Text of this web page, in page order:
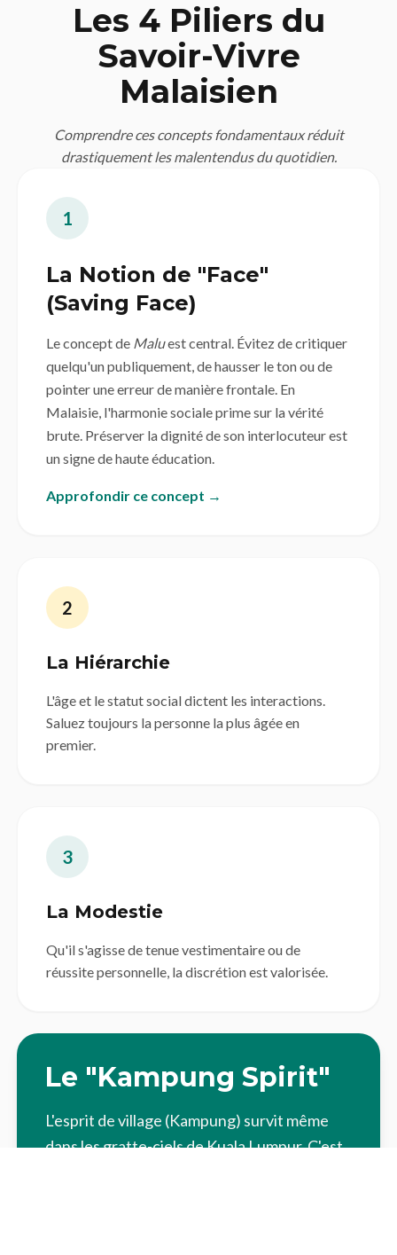
Les 4 Piliers du
Savoir-Vivre
Malaisien
Comprendre ces concepts fondamentaux réduit
drastiquement les malentendus du quotidien.
1
La Notion de "Face"
(Saving Face)
Le concept de Maluest central. Évitez de critiquer
quelqu'un publiquement, de hausser le ton ou de
pointer une erreur de manière frontale. En
Malaisie, l'harmonie sociale prime sur la vérité
brute. Préserver la dignité de son interlocuteur est
un signe de haute éducation.
Approfondir ce concept →
2
La Hiérarchie
L'âge et le statut social dictent les interactions.
Saluez toujours la personne la plus âgée en
premier.
3
La Modestie
Qu'il s'agisse de tenue vestimentaire ou de
réussite personnelle, la discrétion est valorisée.
Le "Kampung Spirit"
L'esprit de village (Kampung) survit même
dans les gratte-ciels de Kuala Lumpur. C'est